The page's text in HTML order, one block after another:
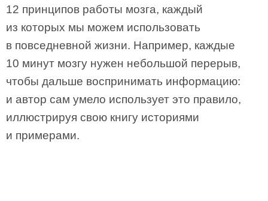
12 принципов работы мозга, каждый
из которых мы можем использовать
в повседневной жизни. Например, каждые
10 минут мозгу нужен небольшой перерыв,
чтобы дальше воспринимать информацию:
и автор сам умело использует это правило,
иллюстрируя свою книгу историями
и примерами.